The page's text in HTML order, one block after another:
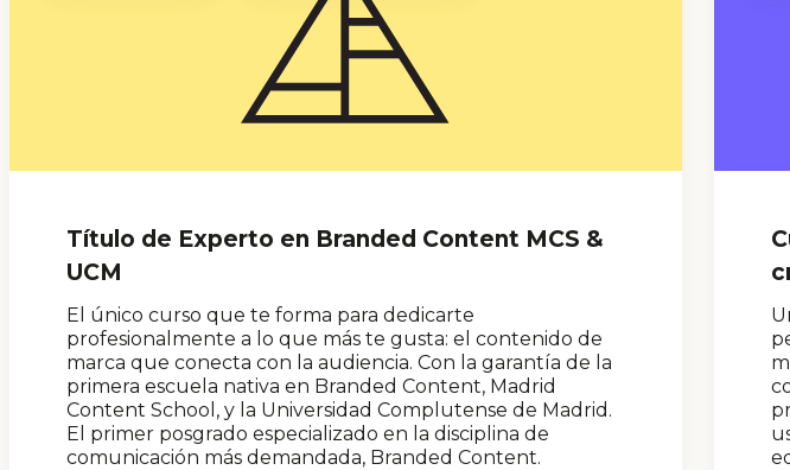
Título de Experto en Branded Content MCS &
UCM
El único curso que te forma para dedicarte
profesionalmente a lo que más te gusta: el contenido de
marca que conecta con la audiencia. Con la garantía de la
primera escuela nativa en Branded Content, Madrid
Content School, y la Universidad Complutense de Madrid.
El primer posgrado especializado en la disciplina de
comunicación más demandada, Branded Content.